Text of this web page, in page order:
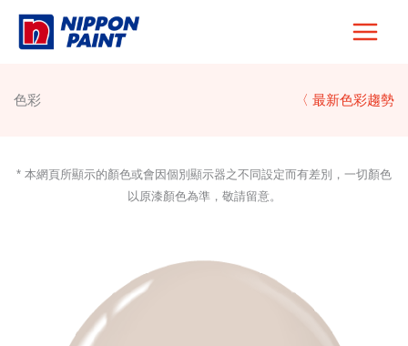
Skip
色彩 〈 最新色彩趨勢
* 本網頁所顯示的顏色或會因個別顯示器之不同設定而有差別，一切顏色
以原漆顏色為準，敬請留意。